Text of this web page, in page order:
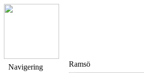
Navigering
Ramsö